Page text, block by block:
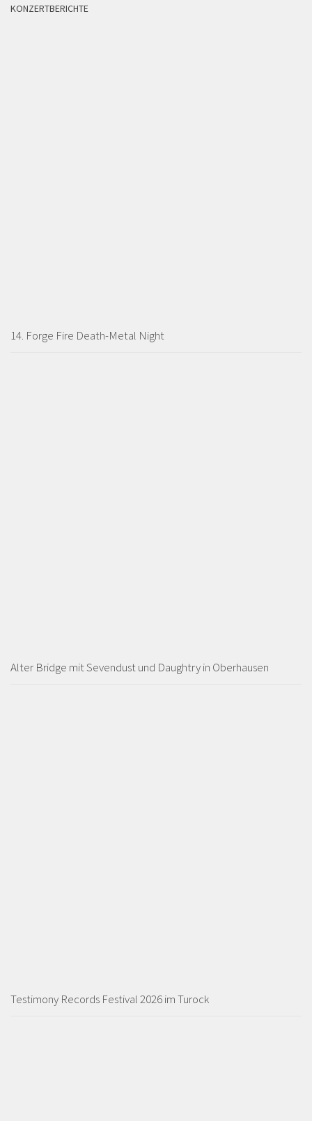
KONZERTBERICHTE
14. Forge Fire Death-Metal Night
Alter Bridge mit Sevendust und Daughtry in Oberhausen
Testimony Records Festival 2026 im Turock